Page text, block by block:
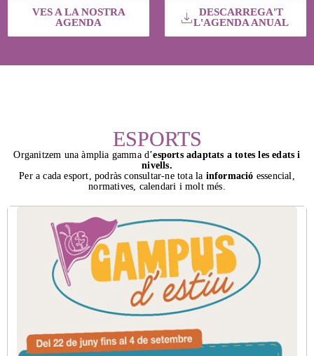
VES A LA NOSTRA
AGENDA
DESCARREGA'T
L'AGENDA ANUAL
ESPORTS
Organitzem una àmplia gamma d’esports adaptats a totes les edats i
nivells.
Per a cada esport, podràs consultar-ne tota la informació essencial,
normatives, calendari i molt més.